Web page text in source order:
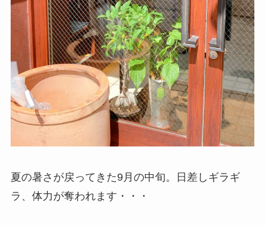
夏の暑さが戻ってきた9月の中旬。日差しギラギ
ラ、体力が奪われます・・・